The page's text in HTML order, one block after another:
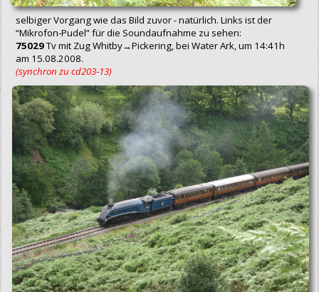
selbiger Vorgang wie das Bild zuvor - natürlich. Links ist der
“Mikrofon-Pudel” für die Soundaufnahme zu sehen:
75029Tv mit Zug Whitby→Pickering, bei Water Ark, um 14:41h
am 15.08.2008.
(synchron zu cd203‑13)